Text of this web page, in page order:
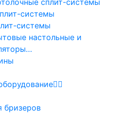
системы
системы
настольные и
бризеров